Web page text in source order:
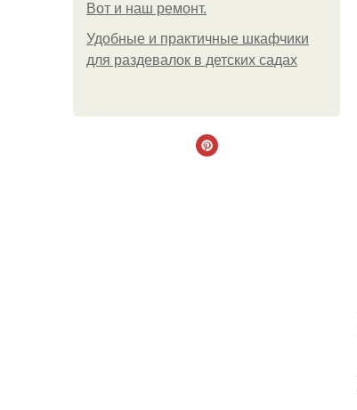
Boт и наш ремoнт.
Удобные и практичные шкафчики
для раздевалок в детских садах